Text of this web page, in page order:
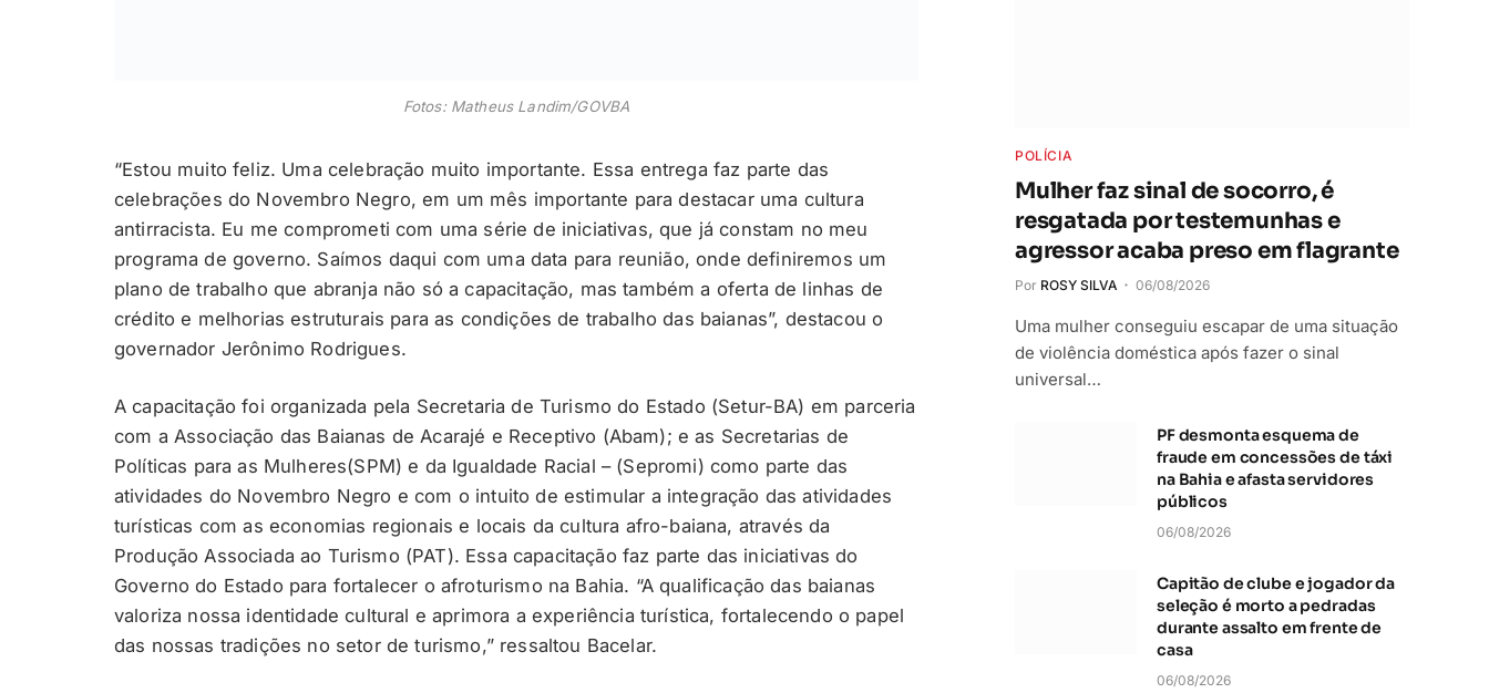
Fotos: Matheus Landim/GOVBA
“Estou muito feliz. Uma celebração muito importante. Essa entrega faz parte das
celebrações do Novembro Negro, em um mês importante para destacar uma cultura
antirracista. Eu me comprometi com uma série de iniciativas, que já constam no meu
programa de governo. Saímos daqui com uma data para reunião, onde definiremos um
plano de trabalho que abranja não só a capacitação, mas também a oferta de linhas de
crédito e melhorias estruturais para as condições de trabalho das baianas”, destacou o
governador Jerônimo Rodrigues.
A capacitação foi organizada pela Secretaria de Turismo do Estado (Setur-BA) em parceria
com a Associação das Baianas de Acarajé e Receptivo (Abam); e as Secretarias de
Políticas para as Mulheres(SPM) e da Igualdade Racial – (Sepromi) como parte das
atividades do Novembro Negro e com o intuito de estimular a integração das atividades
turísticas com as economias regionais e locais da cultura afro-baiana, através da
Produção Associada ao Turismo (PAT). Essa capacitação faz parte das iniciativas do
Governo do Estado para fortalecer o afroturismo na Bahia. “A qualificação das baianas
valoriza nossa identidade cultural e aprimora a experiência turística, fortalecendo o papel
das nossas tradições no setor de turismo,” ressaltou Bacelar.
POLÍCIA
Mulher faz sinal de socorro, é
resgatada por testemunhas e
agressor acaba preso em flagrante
Por ROSY SILVA 06/08/2026
Uma mulher conseguiu escapar de uma situação
de violência doméstica após fazer o sinal
universal…
PF desmonta esquema de
fraude em concessões de táxi
na Bahia e afasta servidores
públicos
06/08/2026
Capitão de clube e jogador da
seleção é morto a pedradas
durante assalto em frente de
casa
06/08/2026